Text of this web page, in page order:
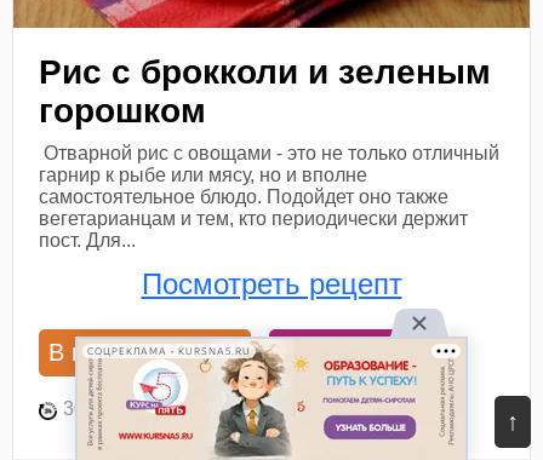
↑
Рис с брокколи и зеленым
горошком
Отварной рис с овощами - это не только отличный
гарнир к рыбе или мясу, но и вполне
самостоятельное блюдо. Подойдет оно также
вегетарианцам и тем, кто периодически держит
пост. Для...
Посмотреть рецепт
В книгу рецептов В планнер
30 мин 2 64
СОЦРЕКЛАМА • KURSNA5.RU